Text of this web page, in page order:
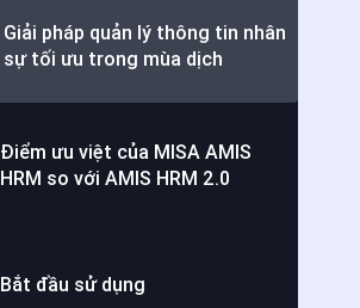
Giải pháp quản lý thông tin nhân
sự tối ưu trong mùa dịch
Điểm ưu việt của MISA AMIS
HRM so với AMIS HRM 2.0
Bắt đầu sử dụng